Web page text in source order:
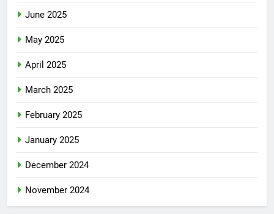
June 2025
May 2025
April 2025
March 2025
February 2025
January 2025
December 2024
November 2024